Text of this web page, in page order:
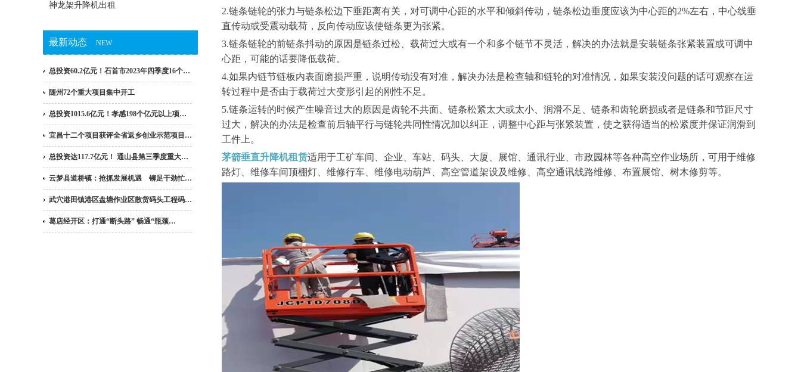
神龙架升降机出租
最新动态 NEW
总投资60.2亿元！石首市2023年四季度16个…
随州72个重大项目集中开工
总投资1015.6亿元！孝感198个亿元以上项…
宜昌十二个项目获评全省返乡创业示范项目…
总投资达117.7亿元！ 通山县第三季度重大…
云梦县道桥镇：抢抓发展机遇 铆足干劲忙…
武穴港田镇港区盘塘作业区散货码头工程码…
葛店经开区：打通“断头路” 畅通“瓶颈…
2.链条链轮的张力与链条松边下垂距离有关，对可调中心距的水平和倾斜传动，链条松边垂度应该为中心距的2%左右，中心线垂
直传动或受震动载荷，反向传动应该使链条更为张紧。
3.链条链轮的前链条抖动的原因是链条过松、载荷过大或有一个和多个链节不灵活，解决的办法就是安装链条张紧装置或可调中
心距，可能的话要降低载荷。
4.如果内链节链板内表面磨损严重，说明传动没有对准，解决办法是检查轴和链轮的对准情况，如果安装没问题的话可观察在运
转过程中是否由于载荷过大变形引起的刚性不足。
5.链条运转的时候产生噪音过大的原因是齿轮不共面、链条松紧太大或太小、润滑不足、链条和齿轮磨损或者是链条和节距尺寸
过大，解决的办法是检查前后轴平行与链轮共同性情况加以纠正，调整中心距与张紧装置，使之获得适当的松紧度并保证润滑到
工件上。
茅箭垂直升降机租赁适用于工矿车间、企业、车站、码头、大厦、展馆、通讯行业、市政园林等各种高空作业场所，可用于维修
路灯、维修车间顶棚灯、维修行车、维修电动葫芦、高空管道架设及维修、高空通讯线路维修、布置展馆、树木修剪等。